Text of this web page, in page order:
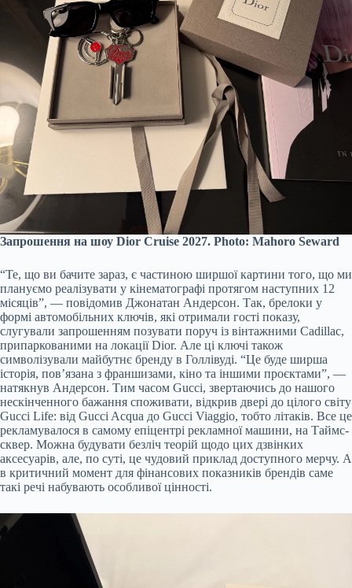
Запрошення на шоу Dior Cruise 2027. Photo: Mahoro Seward
“Те, що ви бачите зараз, є частиною ширшої картини того, що ми
плануємо реалізувати у кінематографі протягом наступних 12
місяців”, — повідомив Джонатан Андерсон. Так, брелоки у
формі автомобільних ключів, які отримали гості показу,
слугували запрошенням позувати поруч із вінтажними Cadillac,
припаркованими на локації Dior. Але ці ключі також
символізували майбутнє бренду в Голлівуді. “Це буде ширша
історія, пов’язана з франшизами, кіно та іншими проєктами”, —
натякнув Андерсон. Тим часом Gucci, звертаючись до нашого
нескінченного бажання споживати, відкрив двері до цілого світу
Gucci Life: від Gucci Acqua до Gucci Viaggio, тобто літаків. Все це
рекламувалося в самому епіцентрі рекламної машини, на Таймс-
сквер. Можна будувати безліч теорій щодо цих дзвінких
аксесуарів, але, по суті, це чудовий приклад доступного мерчу. А
в критичний момент для фінансових показників брендів саме
такі речі набувають особливої цінності.